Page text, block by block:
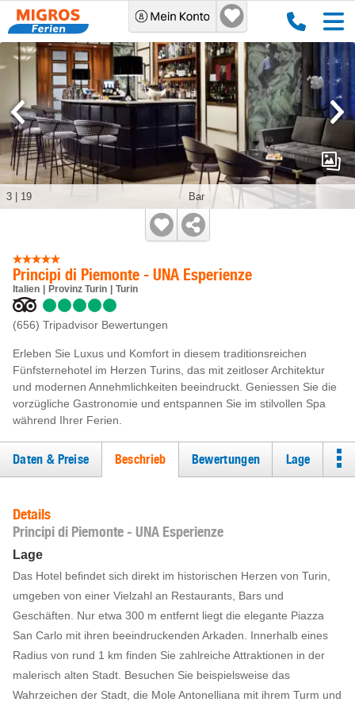
Principi di Piemonte - UNA Esperienze
Italien Provinz Turin Turin
(656) Tripadvisor Bewertungen
Erleben Sie Luxus und Komfort in diesem traditionsreichen
Fünfsternehotel im Herzen Turins, das mit zeitloser Architektur
und modernen Annehmlichkeiten beeindruckt. Geniessen Sie die
vorzügliche Gastronomie und entspannen Sie im stilvollen Spa
während Ihrer Ferien.
Bar
3 19
Daten & Preise Beschrieb Bewertungen Lage
Details
Principi di Piemonte - UNA Esperienze
Lage
Das Hotel befindet sich direkt im historischen Herzen von Turin,
umgeben von einer Vielzahl an Restaurants, Bars und
Geschäften. Nur etwa 300 m entfernt liegt die elegante Piazza
San Carlo mit ihren beeindruckenden Arkaden. Innerhalb eines
Radius von rund 1 km finden Sie zahlreiche Attraktionen in der
malerisch alten Stadt. Besuchen Sie beispielsweise das
Wahrzeichen der Stadt, die Mole Antonelliana mit ihrem Turm und